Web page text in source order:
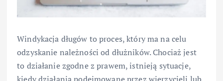
Windykacja długów to proces, który ma na celu
odzyskanie należności od dłużników. Chociaż jest
to działanie zgodne z prawem, istnieją sytuacje,